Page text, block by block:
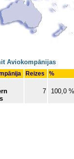
Aviokompānijas
Reizes %
7 100,0 %